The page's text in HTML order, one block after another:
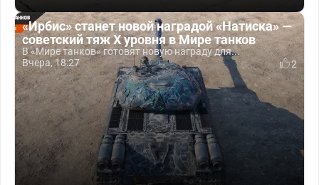
«Ирбис» станет новой наградой «Натиска» —
советский тяж X уровня в Мире танков
В «Мире танков» готовят новую награду для...
Вчера, 18:27
2